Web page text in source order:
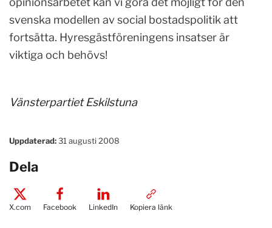
svenska modellen av social bostadspolitik att
fortsätta. Hyresgästföreningens insatser är
viktiga och behövs!
Vänsterpartiet Eskilstuna
Uppdaterad:31 augusti 2008
Dela
X.com Facebook LinkedIn Kopiera länk